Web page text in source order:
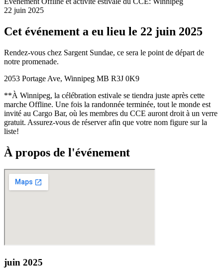
22 juin 2025
Cet événement a eu lieu le 22 juin 2025
Rendez-vous chez Sargent Sundae, ce sera le point de départ de
notre promenade.
2053 Portage Ave, Winnipeg MB R3J 0K9
**À Winnipeg, la célébration estivale se tiendra juste après cette
marche Offline. Une fois la randonnée terminée, tout le monde est
invité au Cargo Bar, où les membres du CCE auront droit à un verre
gratuit. Assurez-vous de réserver afin que votre nom figure sur la
liste!
À propos de l'événement
juin 2025